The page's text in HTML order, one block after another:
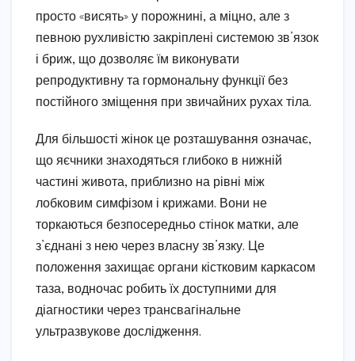
просто «висять» у порожнині, а міцно, але з
певною рухливістю закріплені системою зв’язок
і бриж, що дозволяє їм виконувати
репродуктивну та гормональну функції без
постійного зміщення при звичайних рухах тіла.
Для більшості жінок це розташування означає,
що яєчники знаходяться глибоко в нижній
частині живота, приблизно на рівні між
лобковим симфізом і крижами. Вони не
торкаються безпосередньо стінок матки, але
з’єднані з нею через власну зв’язку. Це
положення захищає органи кістковим каркасом
таза, водночас робить їх доступними для
діагностики через трансвагінальне
ультразвукове дослідження.